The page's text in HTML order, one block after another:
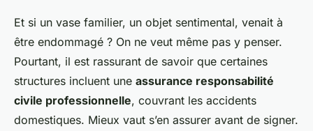
Et si un vase familier, un objet sentimental, venait à
être endommagé ? On ne veut même pas y penser.
Pourtant, il est rassurant de savoir que certaines
structures incluent une assurance responsabilité
civile professionnelle, couvrant les accidents
domestiques. Mieux vaut s’en assurer avant de signer.